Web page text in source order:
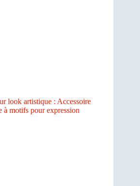
look artistique : Accessoire
à motifs pour expression